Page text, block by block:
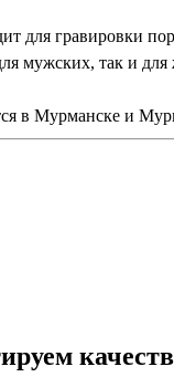
для гравировки
мужских, так и для
в Мурманске и